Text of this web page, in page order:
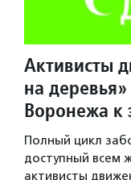
Активисты
на
Воронежа к
Полный цикл
доступный всем
активисты